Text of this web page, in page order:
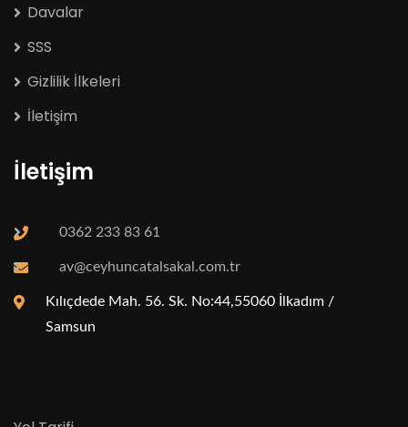
Davalar
SSS
Gizlilik İlkeleri
İletişim
İletişim
0362 233 83 61
av@ceyhuncatalsakal.com.tr
Kılıçdede Mah. 56. Sk. No:44,55060 İlkadım /
Samsun